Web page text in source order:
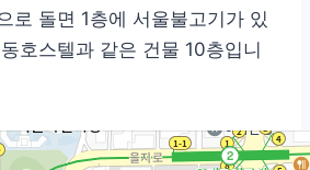
로 돌면 1층에 서울불고기가 있
호스텔과 같은 건물 10층입니